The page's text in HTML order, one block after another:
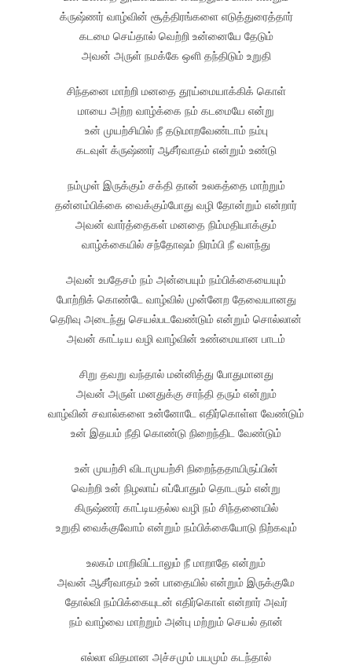
க்ருஷ்ணர் வாழ்வின் சூத்திரங்களை எடுத்துரைத்தார்
கடமை செய்தால் வெற்றி உன்னையே தேடும்
அவன் அருள் நமக்கே ஒளி தந்திடும் உறுதி
சிந்தனை மாற்றி மனதை தூய்மையாக்கிக் கொள்
மாயை அற்ற வாழ்க்கை நம் கடமையே என்று
உன் முயற்சியில் நீ தடுமாறவேண்டாம் நம்பு
கடவுள் க்ருஷ்ணர் ஆசீர்வாதம் என்றும் உண்டு
நம்முள் இருக்கும் சக்தி தான் உலகத்தை மாற்றும்
தன்னம்பிக்கை வைக்கும்போது வழி தோன்றும் என்றார்
அவன் வார்த்தைகள் மனதை நிம்மதியாக்கும்
வாழ்க்கையில் சந்தோஷம் நிரம்பி நீ வளந்து
அவன் உபதேசம் நம் அன்பையும் நம்பிக்கையையும்
போற்றிக் கொண்டே வாழ்வில் முன்னேற தேவையானது
தெரிவு அடைந்து செயல்படவேண்டும் என்றும் சொல்லான்
அவன் காட்டிய வழி வாழ்வின் உண்மையான பாடம்
சிறு தவறு வந்தால் மன்னித்து போதுமானது
அவன் அருள் மனதுக்கு சாந்தி தரும் என்றும்
வாழ்வின் சவால்களை உன்னோடே எதிர்கொள்ள வேண்டும்
உன் இதயம் நீதி கொண்டு நிறைந்திட வேண்டும்
உன் முயற்சி விடாமுயற்சி நிறைந்ததாயிருப்பின்
வெற்றி உன் நிழலாய் எப்போதும் தொடரும் என்று
கிருஷ்ணர் காட்டியதல்ல வழி நம் சிந்தனையில்
உறுதி வைக்குவோம் என்றும் நம்பிக்கையோடு நிற்கவும்
உலகம் மாறிவிட்டாலும் நீ மாறாதே என்றும்
அவன் ஆசீர்வாதம் உன் பாதையில் என்றும் இருக்குமே
தோல்வி நம்பிக்கையுடன் எதிர்கொள் என்றார் அவர்
நம் வாழ்வை மாற்றும் அன்பு மற்றும் செயல் தான்
எல்லா விதமான அச்சமும் பயமும் கடந்தால்